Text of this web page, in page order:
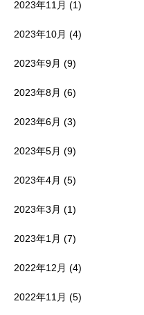
2023年11月 (1)
2023年10月 (4)
2023年9月 (9)
2023年8月 (6)
2023年6月 (3)
2023年5月 (9)
2023年4月 (5)
2023年3月 (1)
2023年1月 (7)
2022年12月 (4)
2022年11月 (5)